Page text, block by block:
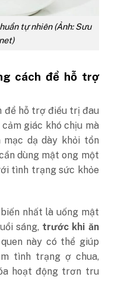
tự nhiên (Ảnh: Sưu
cách để hỗ trợ
để hỗ trợ điều trị đau
giác khó chịu mà
mạc dạ dày khỏi tổn
dùng mật ong một
tình trạng sức khỏe
nhất là uống mật
sáng, trước khi ăn
này có thể giúp
tình trạng ợ chua,
hoạt động trơn tru